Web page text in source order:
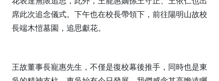
席此次追念儀式。下午也在校長帶領下，前往陽明山故校
長端木愷墓園，追思獻花。
王故董事長寵惠先生，不僅是復校幕後推手，同時也是東